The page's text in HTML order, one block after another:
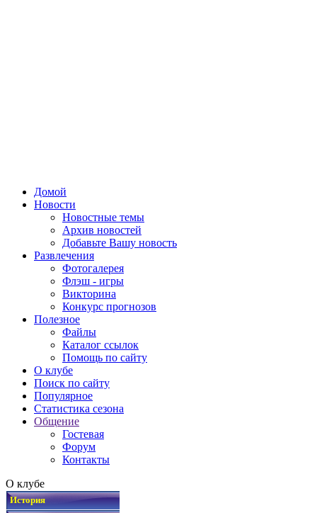
Домой
Новости
Новостные темы
Архив новостей
Добавьте Вашу новость
Развлечения
Фотогалерея
Флэш - игры
Викторина
Конкурс прогнозов
Полезное
Файлы
Каталог ссылок
Помощь по сайту
О клубе
Поиск по сайту
Популярное
Статистика сезона
Общение
Гостевая
Форум
Контакты
О клубе
История